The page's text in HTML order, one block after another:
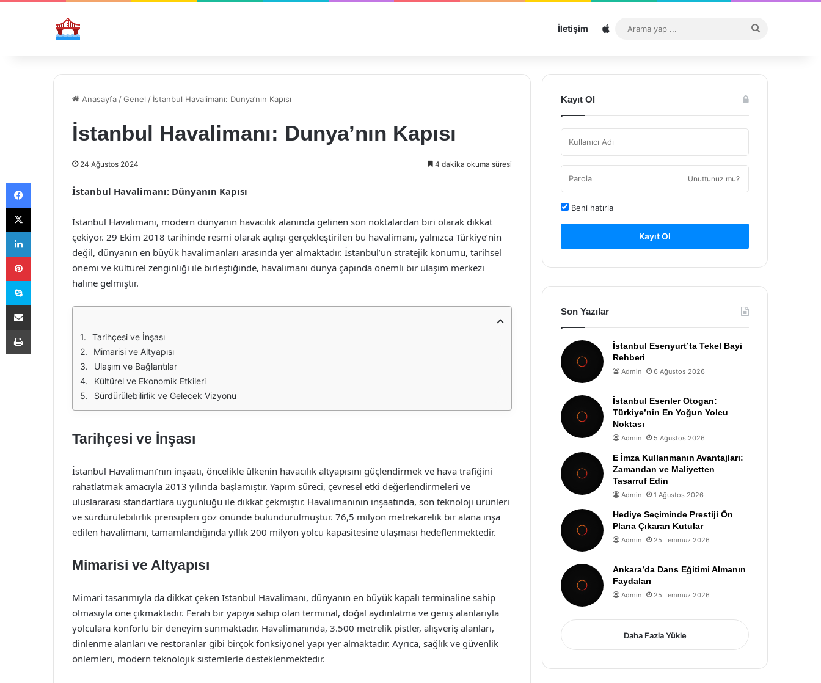
İletişim Sitemap
...
Anasayfa /Genel / İstanbul Havalimanı: Dunya’nın Kapısı
İstanbul Havalimanı: Dunya’nın Kapısı
24 Ağustos 2024 4 dakika okuma süresi
İstanbul Havalimanı: Dünyanın Kapısı
İstanbul Havalimanı, modern dünyanın havacılık alanında gelinen son noktalardan biri olarak dikkat
çekiyor. 29 Ekim 2018 tarihinde resmi olarak açılışı gerçekleştirilen bu havalimanı, yalnızca Türkiye’nin
değil, dünyanın en büyük havalimanları arasında yer almaktadır. İstanbul’un stratejik konumu, tarihsel
önemi ve kültürel zenginliği ile birleştiğinde, havalimanı dünya çapında önemli bir ulaşım merkezi
haline gelmiştir.
Tarihçesi ve İnşası
Mimarisi ve Altyapısı
Ulaşım ve Bağlantılar
Kültürel ve Ekonomik Etkileri
Sürdürülebilirlik ve Gelecek Vizyonu
Tarihçesi ve İnşası
İstanbul Havalimanı’nın inşaatı, öncelikle ülkenin havacılık altyapısını güçlendirmek ve hava trafiğini
rahatlatmak amacıyla 2013 yılında başlamıştır. Yapım süreci, çevresel etki değerlendirmeleri ve
uluslararası standartlara uygunluğu ile dikkat çekmiştir. Havalimanının inşaatında, son teknoloji ürünleri
ve sürdürülebilirlik prensipleri göz önünde bulundurulmuştur. 76,5 milyon metrekarelik bir alana inşa
edilen havalimanı, tamamlandığında yıllık 200 milyon yolcu kapasitesine ulaşması hedeflenmektedir.
Mimarisi ve Altyapısı
Mimari tasarımıyla da dikkat çeken İstanbul Havalimanı, dünyanın en büyük kapalı terminaline sahip
olmasıyla öne çıkmaktadır. Ferah bir yapıya sahip olan terminal, doğal aydınlatma ve geniş alanlarıyla
yolculara konforlu bir deneyim sunmaktadır. Havalimanında, 3.500 metrelik pistler, alışveriş alanları,
dinlenme alanları ve restoranlar gibi birçok fonksiyonel yapı yer almaktadır. Ayrıca, sağlık ve güvenlik
önlemleri, modern teknolojik sistemlerle desteklenmektedir.
Kayıt Ol
Unuttunuz mu?
Beni hatırla
Kayıt Ol
Son Yazılar
İstanbul Esenyurt’ta Tekel Bayi
Rehberi
Admin 6 Ağustos 2026
İstanbul Esenler Otogarı:
Türkiye’nin En Yoğun Yolcu
Noktası
Admin 5 Ağustos 2026
E İmza Kullanmanın Avantajları:
Zamandan ve Maliyetten
Tasarruf Edin
Admin 1 Ağustos 2026
Hediye Seçiminde Prestiji Ön
Plana Çıkaran Kutular
Admin 25 Temmuz 2026
Ankara’da Dans Eğitimi Almanın
Faydaları
Admin 25 Temmuz 2026
Daha Fazla Yükle
Facebook
X
LinkedIn
Pinterest
Skype
E-Posta ile paylaş